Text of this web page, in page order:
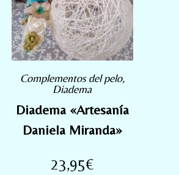
Complementos del pelo,
Diadema
Diadema «Artesanía
Daniela Miranda»
23,95€